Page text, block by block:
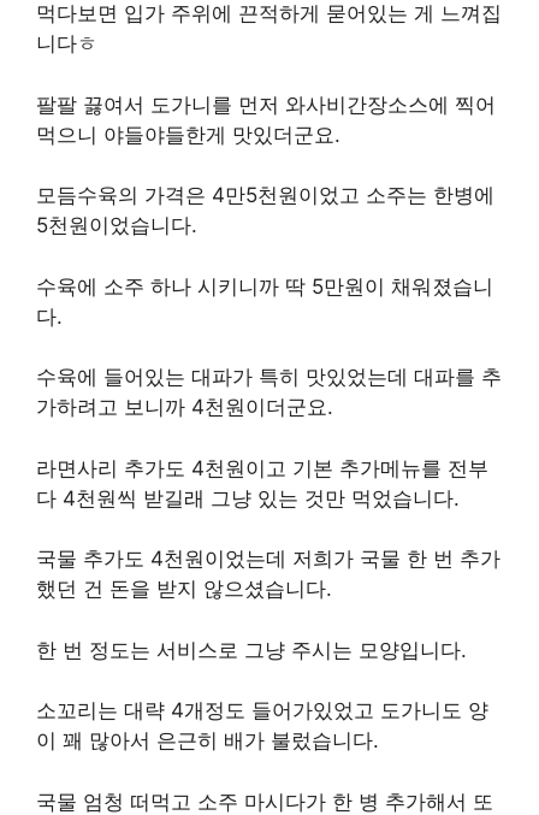
먹다보면 입가 주위에 끈적하게 묻어있는 게 느껴집
니다ㅎ
팔팔 끓여서 도가니를 먼저 와사비간장소스에 찍어
먹으니 야들야들한게 맛있더군요.
모듬수육의 가격은 4만5천원이었고 소주는 한병에
5천원이었습니다.
수육에 소주 하나 시키니까 딱 5만원이 채워졌습니
다.
수육에 들어있는 대파가 특히 맛있었는데 대파를 추
가하려고 보니까 4천원이더군요.
라면사리 추가도 4천원이고 기본 추가메뉴를 전부
다 4천원씩 받길래 그냥 있는 것만 먹었습니다.
국물 추가도 4천원이었는데 저희가 국물 한 번 추가
했던 건 돈을 받지 않으셨습니다.
한 번 정도는 서비스로 그냥 주시는 모양입니다.
소꼬리는 대략 4개정도 들어가있었고 도가니도 양
이 꽤 많아서 은근히 배가 불렀습니다.
국물 엄청 떠먹고 소주 마시다가 한 병 추가해서 또